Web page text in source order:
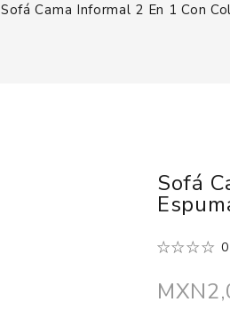
Sofá Cama Informal 2 En 1 Con
Sofá